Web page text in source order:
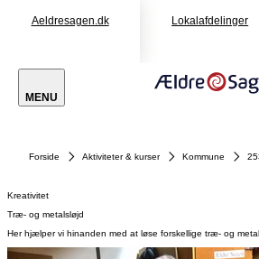
Aeldresagen.dk Lokalafdelinger
MENU
Forside Aktiviteter & kurser Kommune
Kreativitet
Træ- og metalsløjd
Her hjælper vi hinanden med at løse forskellige træ- og